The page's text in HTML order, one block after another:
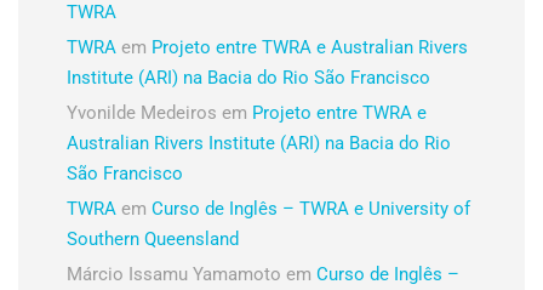
TWRA
TWRA em Projeto entre TWRA e Australian Rivers
Institute (ARI) na Bacia do Rio São Francisco
Yvonilde Medeiros em Projeto entre TWRA e
Australian Rivers Institute (ARI) na Bacia do Rio
São Francisco
TWRA em Curso de Inglês – TWRA e University of
Southern Queensland
Márcio Issamu Yamamoto em Curso de Inglês –